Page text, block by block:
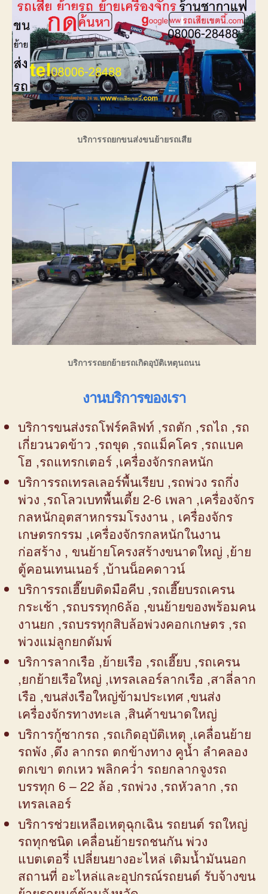
บริการรถยกขนส่งขนย้ายรถเสีย
บริการรถยกย้ายรถเกิดอุบัติเหตุนถนน
งานบริการของเรา
บริการขนส่งรถโฟร์คลิฟท์ ,รถตัก ,รถไถ ,รถ
เกี่ยวนวดข้าว ,รถขุด ,รถแม็คโคร ,รถแบค
โฮ ,รถแทรกเตอร์ ,เครื่องจักรกลหนัก
บริการรถเทรลเลอร์พื้นเรียบ ,รถพ่วง รถกึ่ง
พ่วง ,รถโลวเบทพื้นเตี้ย 2-6 เพลา ,เครื่องจักร
กลหนักอุตสาหกรรมโรงงาน , เครื่องจักร
เกษตรกรรม ,เครื่องจักรกลหนักในงาน
ก่อสร้าง , ขนย้ายโครงสร้างขนาดใหญ่ ,ย้าย
ตู้คอนเทนเนอร์ ,บ้านน็อคดาวน์
บริการรถเฮี๊ยบติดมือคีบ ,รถเฮี๊ยบรถเครน
กระเช้า ,รถบรรทุก6ล้อ ,ขนย้ายของพร้อมคน
งานยก ,รถบรรทุกสิบล้อพ่วงคอกเกษตร ,รถ
พ่วงแม่ลูกยกดัมพ์
บริการลากเรือ ,ย้ายเรือ ,รถเฮี๊ยบ ,รถเครน
,ยกย้ายเรือใหญ่ ,เทรลเลอร์ลากเรือ ,สาลี่ลาก
เรือ ,ขนส่งเรือใหญ่ข้ามประเทศ ,ขนส่ง
เครื่องจักรทางทะเล ,สินค้าขนาดใหญ่
บริการกู้ซากรถ ,รถเกิดอุบัติเหตุ ,เคลื่อนย้าย
รถพัง ,ดึง ลากรถ ตกข้างทาง คูน้ำ ลำคลอง
ตกเขา ตกเหว พลิกคว่ำ รถยกลากจูงรถ
บรรทุก 6 – 22 ล้อ ,รถพ่วง ,รถหัวลาก ,รถ
เทรลเลอร์
บริการช่วยเหลือเหตุฉุกเฉิน รถยนต์ รถใหญ่
รถทุกชนิด เคลื่อนย้ายรถชนกัน พ่วง
แบตเตอรี่ เปลี่ยนยางอะไหล่ เติมน้ำมันนอก
สถานที่ อะไหล่และอุปกรณ์รถยนต์ รับจ้างขน